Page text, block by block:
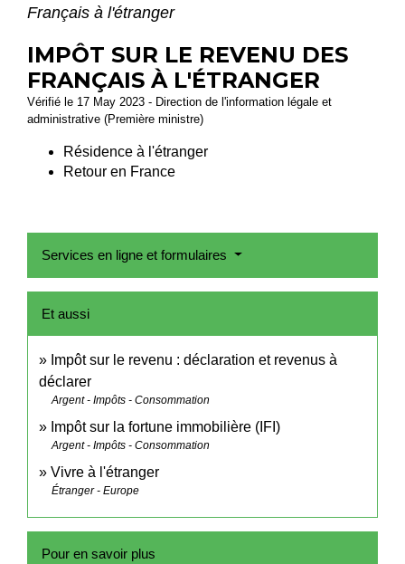
Français à l'étranger
IMPÔT SUR LE REVENU DES
FRANÇAIS À L'ÉTRANGER
Vérifié le 17 May 2023 - Direction de l'information légale et
administrative (Première ministre)
Résidence à l'étranger
Retour en France
Services en ligne et formulaires
Et aussi
Impôt sur le revenu : déclaration et revenus à
déclarer
Argent - Impôts - Consommation
Impôt sur la fortune immobilière (IFI)
Argent - Impôts - Consommation
Vivre à l'étranger
Étranger - Europe
Pour en savoir plus